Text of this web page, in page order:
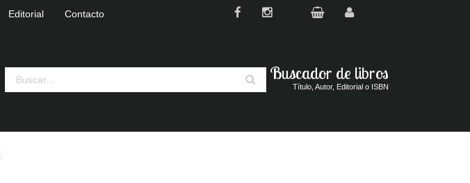
Editorial Contacto
Buscador de libros
Título, Autor, Editorial o ISBN